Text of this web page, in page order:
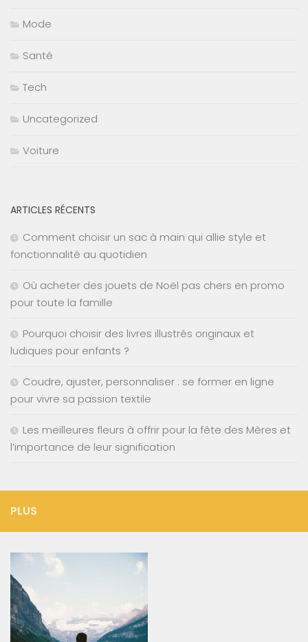
Mode
Santé
Tech
Uncategorized
Voiture
ARTICLES RÉCENTS
Comment choisir un sac à main qui allie style et
fonctionnalité au quotidien
Où acheter des jouets de Noël pas chers en promo
pour toute la famille
Pourquoi choisir des livres illustrés originaux et
ludiques pour enfants ?
Coudre, ajuster, personnaliser : se former en ligne
pour vivre sa passion textile
Les meilleures fleurs à offrir pour la fête des Mères et
l’importance de leur signification
PLUS